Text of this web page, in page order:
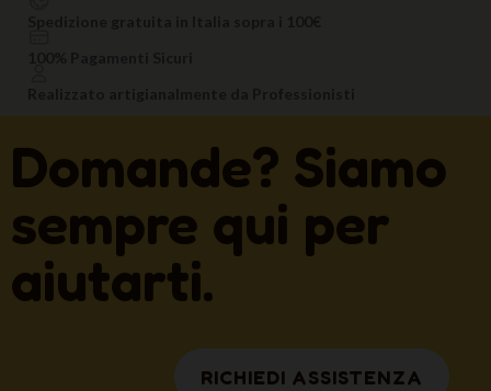
Domande? Siamo
sempre qui per
aiutarti.
RICHIEDI ASSISTENZA